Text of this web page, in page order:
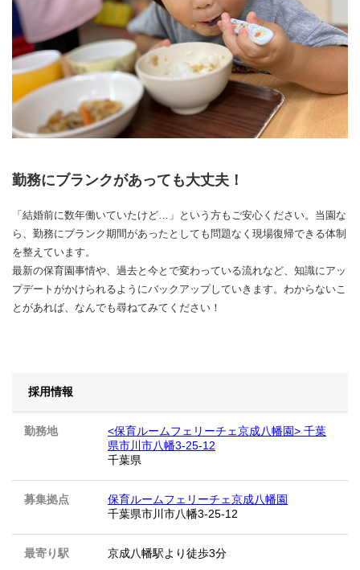
勤務にブランクがあっても大丈夫！
「結婚前に数年働いていたけど…」という方もご安心ください。当園な
ら、勤務にブランク期間があったとしても問題なく現場復帰できる体制
を整えています。
最新の保育園事情や、過去と今とで変わっている流れなど、知識にアッ
プデートがかけられるようにバックアップしていきます。わからないこ
とがあれば、なんでも尋ねてみてください！
採用情報
勤務地
<保育ルームフェリーチェ京成八幡園> 千葉
県市川市八幡3-25-12
千葉県
募集拠点
保育ルームフェリーチェ京成八幡園
千葉県市川市八幡3-25-12
最寄り駅 京成八幡駅より徒歩3分